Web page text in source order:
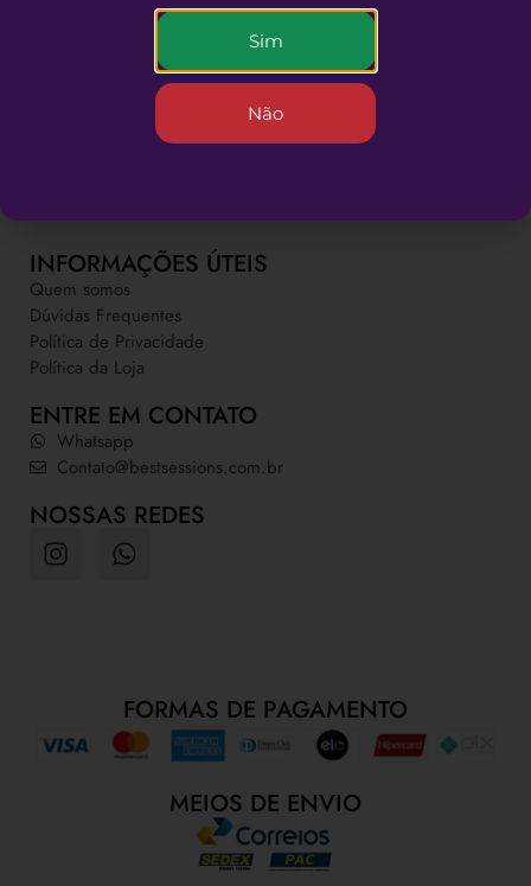
BEST SESSIONS
INFORMAÇÕES ÚTEIS
Quem somos
Dúvidas Frequentes
Política de Privacidade
Política da Loja
ENTRE EM CONTATO
Whatsapp
Contato@bestsessions.com.br
NOSSAS REDES
FORMAS DE PAGAMENTO
MEIOS DE ENVIO
Sim
Não